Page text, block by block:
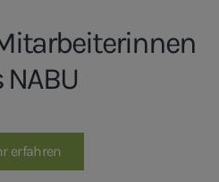
NABU
erfahren